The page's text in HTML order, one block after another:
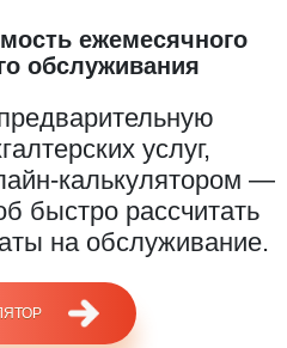
ежемесячного
обслуживания
услуг,
калькулятором —
быстро рассчитать
на обслуживание.